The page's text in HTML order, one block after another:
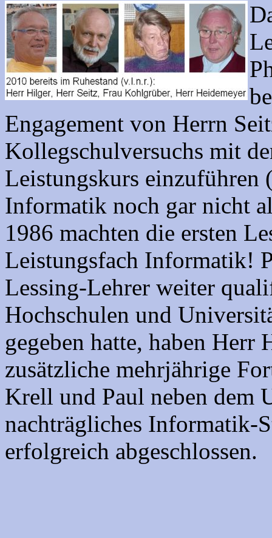
Engagement von Herrn
Kollegschulversuchs mit
Leistungskurs einzuführen
Informatik noch gar nicht
1986 machten die ersten
Leistungsfach Informatik!
Lessing-Lehrer weiter
Hochschulen und
gegeben hatte, haben
zusätzliche mehrjährige
Krell und Paul neben dem
nachträgliches Informatik-
erfolgreich abgeschlossen.